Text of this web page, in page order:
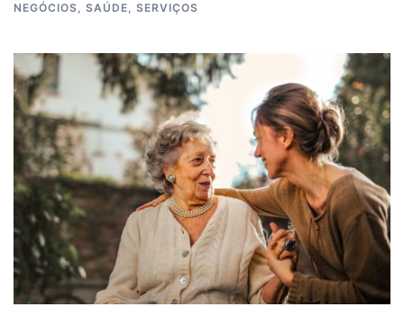
NEGÓCIOS, SAÚDE, SERVIÇOS